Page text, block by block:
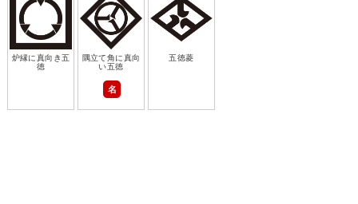
炉縁に真向き五
徳
隅立て角に真向
い五徳
名
五徳菱